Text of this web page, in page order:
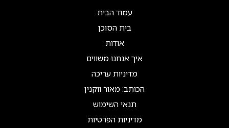
עמוד הבית
בית הסוכן
אודות
איך אנחנו משווים
מדיניות עריכה
הכותב: מאור ווקנין
תנאי השימוש
מדיניות הפרטיות